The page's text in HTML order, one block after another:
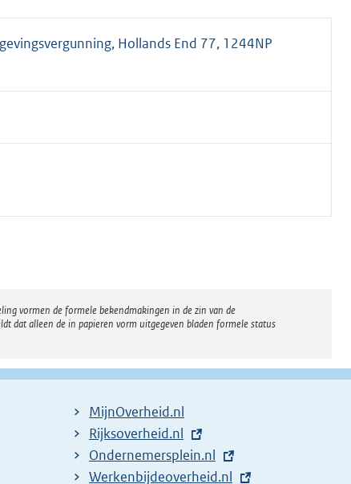
Hollands End 77, 1244NP
vormen de formele bekendmakingen in de zin van de
dat alleen de in papieren vorm uitgegeven bladen formele status
MijnOverheid.nl
E
x
t
Rijksoverheid.nl
E
x
Ondernemersplein.nl
E
Werkenbijdeoverheid.nl